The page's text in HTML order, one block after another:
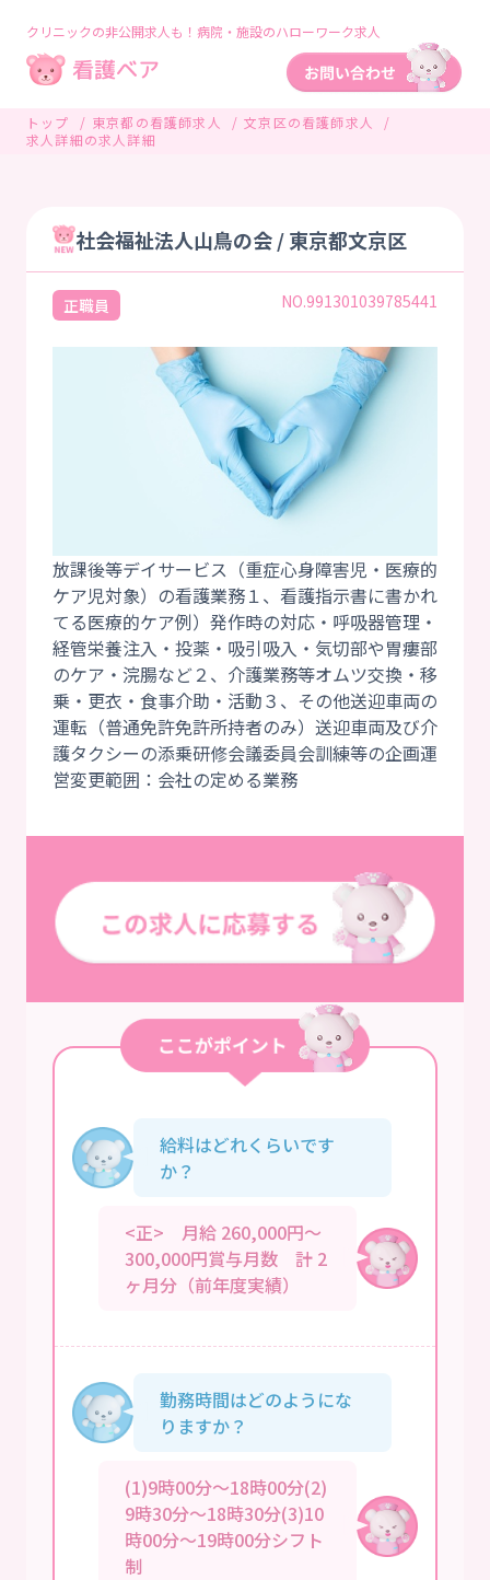
クリニックの非公開求人も！病院・施設のハローワーク求人
トップ 東京都の看護師求人
文京区の看護師求人
求人詳細の求人詳細
社会福祉法人山鳥の会 / 東京都文京区
正職員 NO.991301039785441
放課後等デイサービス（重症心身障害児・医療的
ケア児対象）の看護業務１、看護指示書に書かれ
てる医療的ケア例）発作時の対応・呼吸器管理・
経管栄養注入・投薬・吸引吸入・気切部や胃瘻部
のケア・浣腸など２、介護業務等オムツ交換・移
乗・更衣・食事介助・活動３、その他送迎車両の
運転（普通免許免許所持者のみ）送迎車両及び介
護タクシーの添乗研修会議委員会訓練等の企画運
給料はどれくらいです
か？
<正> 月給 260,000円～
300,000円賞与月数 計 2
ヶ月分（前年度実績）
勤務時間はどのようにな
りますか？
(1)9時00分～18時00分(2)
9時30分～18時30分(3)10
時00分～19時00分シフト
制